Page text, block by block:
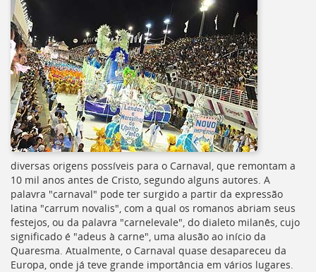
para
o
Portal
de
Serviços
[]
Ir
para
a
lista
de
secretarias
[]
Ir
para
a
página
de
legislação
diversas origens possíveis para o Carnaval, que remontam a
10 mil anos antes de Cristo, segundo alguns autores. A
palavra "carnaval" pode ter surgido a partir da expressão
latina "carrum novalis", com a qual os romanos abriam seus
festejos, ou da palavra "carnelevale", do dialeto milanês, cujo
significado é "adeus à carne", uma alusão ao início da
Quaresma. Atualmente, o Carnaval quase desapareceu da
Europa, onde já teve grande importância em vários lugares.